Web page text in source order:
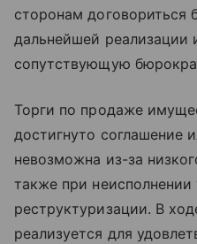
сторонам договориться
дальнейшей
сопутствующую
Торги по продаже
достигнуто соглашение
невозможна из-за
также при
реструктуризации. В
реализуется для